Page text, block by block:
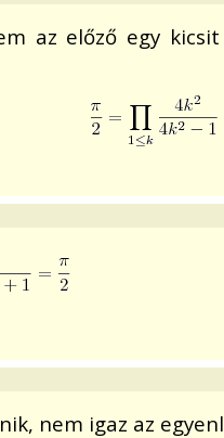
az előző egy
nem igaz az